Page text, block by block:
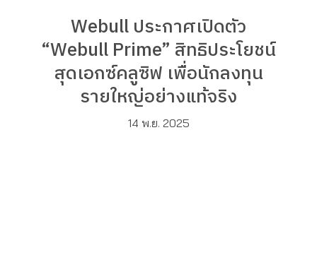
Webull ประกาศเปิดตัว
“Webull Prime” สิทธิประโยชน์
สุดเอกซ์คลูซิฟ เพื่อนักลงทุน
รายใหญ่อย่างแท้จริง
14 พ.ย. 2025